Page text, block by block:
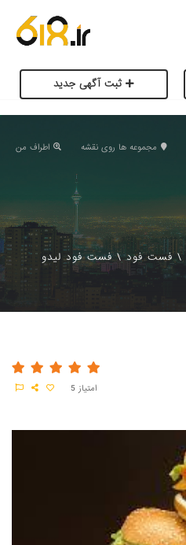
ثبت آگهی جدید
مجموعه ها روی نقشه اطراف من
\فست فود\فست فود لیدو
امتیاز 5